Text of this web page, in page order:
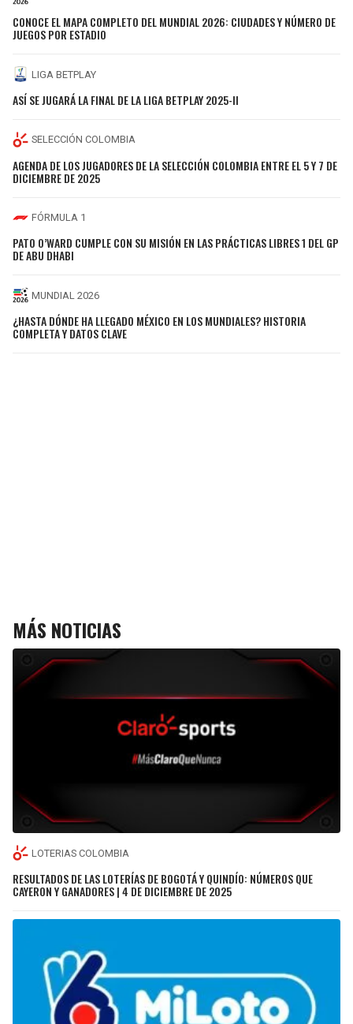
CONOCE EL MAPA COMPLETO DEL MUNDIAL 2026: CIUDADES Y NÚMERO DE
JUEGOS POR ESTADIO
LIGA BETPLAY
ASÍ SE JUGARÁ LA FINAL DE LA LIGA BETPLAY 2025-II
SELECCIÓN COLOMBIA
AGENDA DE LOS JUGADORES DE LA SELECCIÓN COLOMBIA ENTRE EL 5 Y 7 DE
DICIEMBRE DE 2025
FÓRMULA 1
PATO O’WARD CUMPLE CON SU MISIÓN EN LAS PRÁCTICAS LIBRES 1 DEL GP
DE ABU DHABI
MUNDIAL 2026
¿HASTA DÓNDE HA LLEGADO MÉXICO EN LOS MUNDIALES? HISTORIA
COMPLETA Y DATOS CLAVE
MÁS NOTICIAS
LOTERIAS COLOMBIA
RESULTADOS DE LAS LOTERÍAS DE BOGOTÁ Y QUINDÍO: NÚMEROS QUE
CAYERON Y GANADORES | 4 DE DICIEMBRE DE 2025